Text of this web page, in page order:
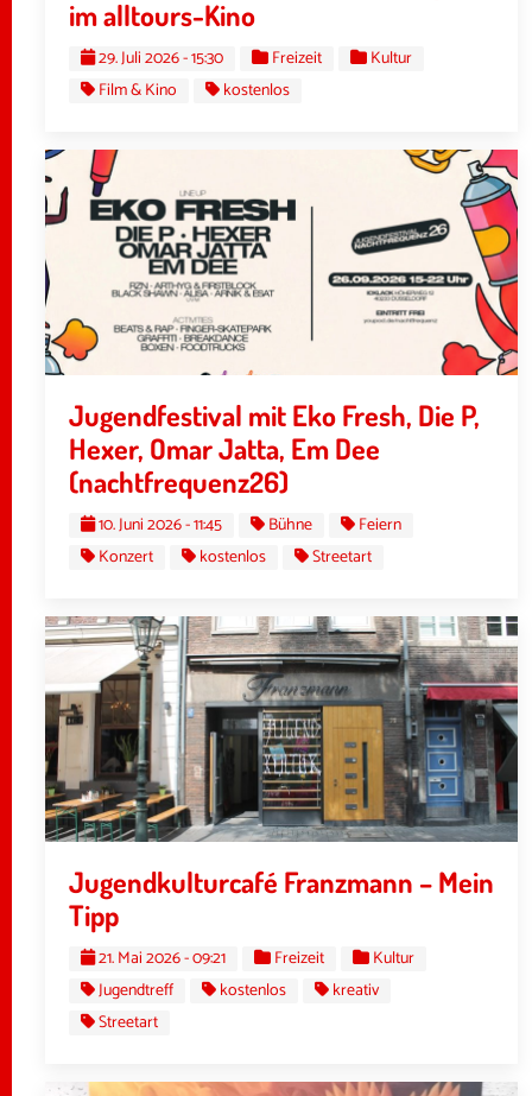
im alltours-Kino
29. Juli 2026 - 15:30 Freizeit
Kultur
Film & Kino
kostenlos
Jugendfestival mit Eko Fresh, Die P,
Hexer, Omar Jatta, Em Dee
(nachtfrequenz26)
10. Juni 2026 - 11:45 Bühne
Feiern
Konzert
kostenlos Streetart
Jugendkulturcafé Franzmann – Mein
Tipp
21. Mai 2026 - 09:21 Freizeit
Kultur
Jugendtreff
kostenlos
kreativ
Streetart